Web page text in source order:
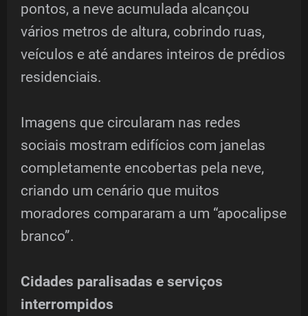
pontos, a neve acumulada alcançou
vários metros de altura, cobrindo ruas,
veículos e até andares inteiros de prédios
residenciais.
Imagens que circularam nas redes
sociais mostram edifícios com janelas
completamente encobertas pela neve,
criando um cenário que muitos
moradores compararam a um “apocalipse
branco”.
Cidades paralisadas e serviços
interrompidos